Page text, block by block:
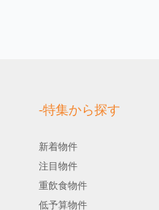
-特集から探す
新着物件
注目物件
重飲食物件
低予算物件